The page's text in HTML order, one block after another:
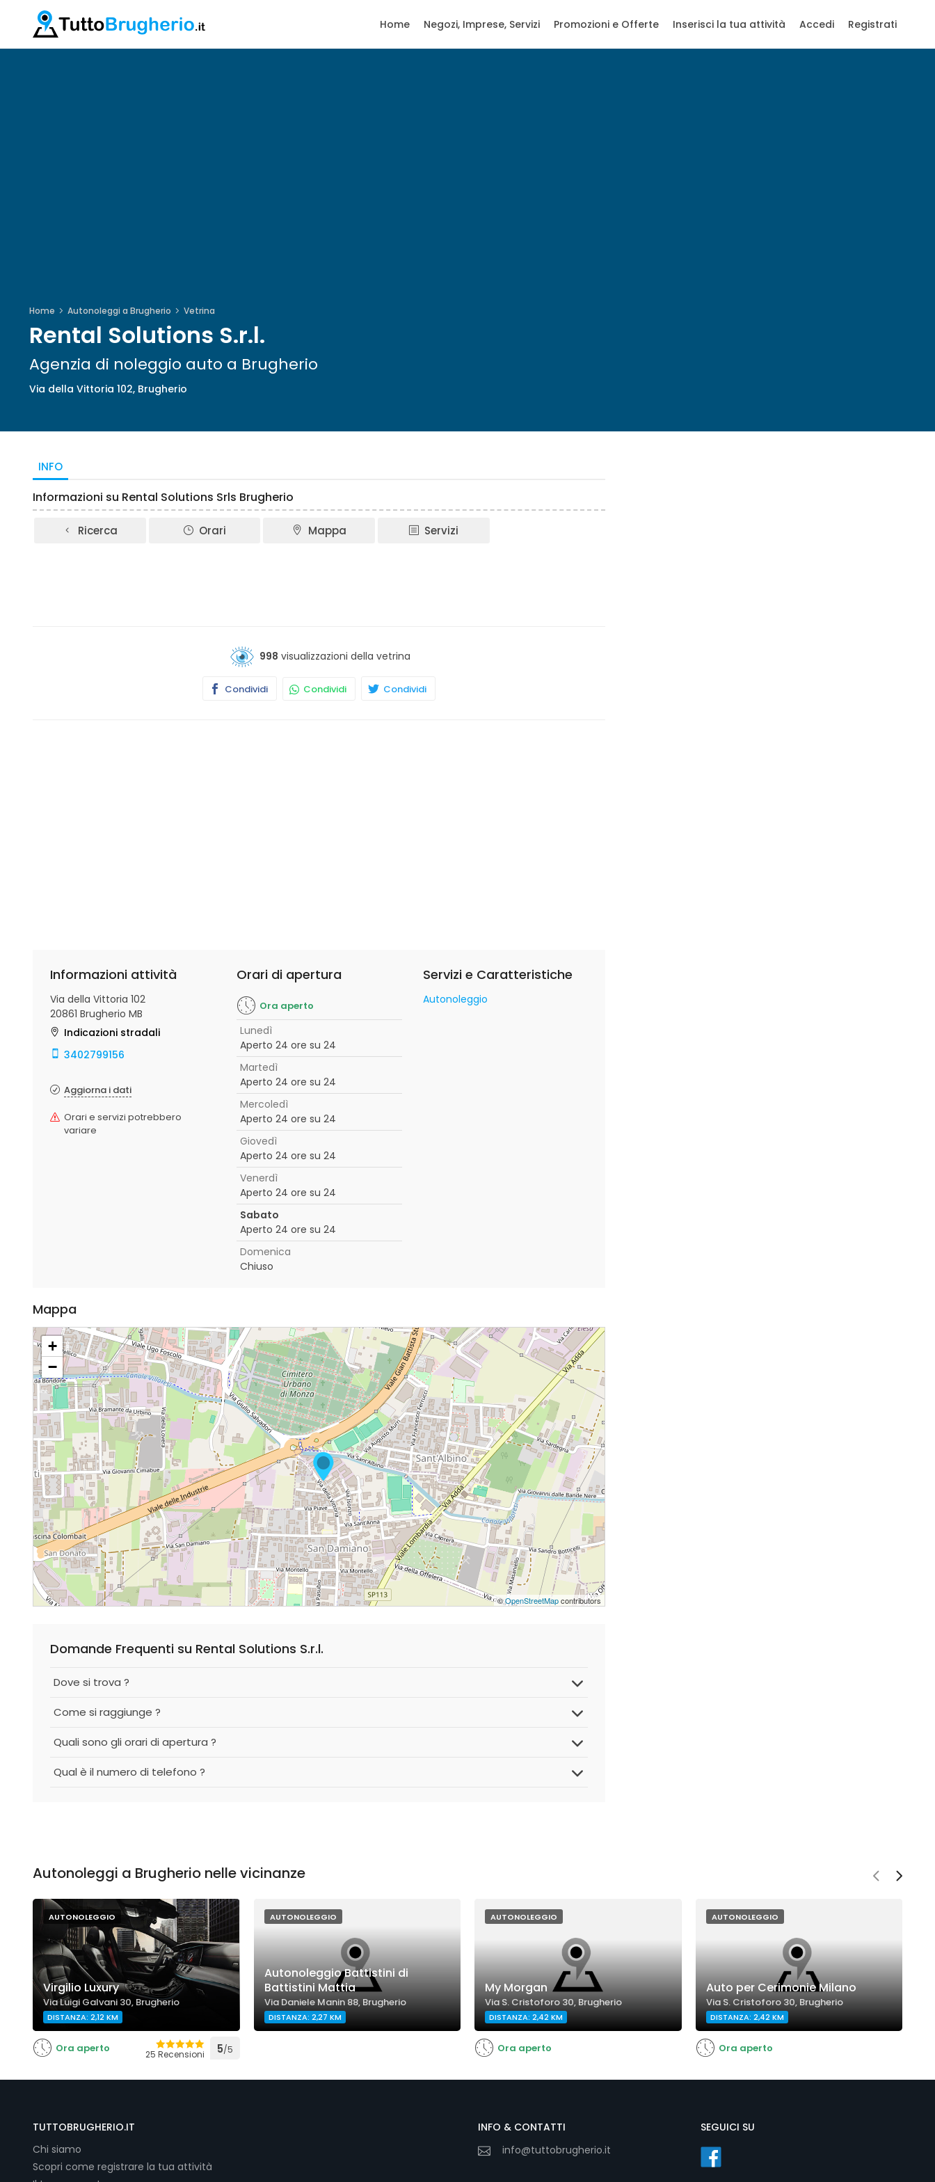
Home Negozi, Imprese, Servizi Promozioni e Offerte Inserisci la tua attività Accedi Registrati
Home Autonoleggi a Brugherio Vetrina
Rental Solutions S.r.l.
Agenzia di noleggio auto a Brugherio
Via della Vittoria 102, Brugherio
INFO
Informazioni su Rental Solutions Srls Brugherio
Ricerca Orari Mappa Servizi
998 visualizzazioni della vetrina
Condividi Condividi Condividi
Informazioni attività
Via della Vittoria 102
20861 Brugherio MB
Indicazioni stradali
3402799156
Aggiorna i dati
Orari e servizi potrebbero
variare
Orari di apertura
Ora aperto
Lunedì
Aperto 24 ore su 24
Martedì
Aperto 24 ore su 24
Mercoledì
Aperto 24 ore su 24
Giovedì
Aperto 24 ore su 24
Venerdì
Aperto 24 ore su 24
Sabato
Aperto 24 ore su 24
Domenica
Chiuso
Servizi e Caratteristiche
Autonoleggio
Mappa
+
−
©OpenStreetMapcontributors
Domande Frequenti su Rental Solutions S.r.l.
Dove si trova ?
Come si raggiunge ?
Quali sono gli orari di apertura ?
Qual è il numero di telefono ?
Autonoleggi a Brugherio nelle vicinanze
AUTONOLEGGIO
Virgilio Luxury
Via Luigi Galvani 30, Brugherio
DISTANZA: 2,12 KM
Ora aperto 25 Recensioni 5/5
AUTONOLEGGIO
Autonoleggio Battistini di
Battistini Mattia
Via Daniele Manin 88, Brugherio
DISTANZA: 2,27 KM
AUTONOLEGGIO
My Morgan
Via S. Cristoforo 30, Brugherio
DISTANZA: 2,42 KM
Ora aperto
AUTONOLEGGIO
Auto per Cerimonie Milano
Via S. Cristoforo 30, Brugherio
DISTANZA: 2,42 KM
Ora aperto
TUTTOBRUGHERIO.IT
Chi siamo
Scopri come registrare la tua attività
INFO & CONTATTI
info@tuttobrugherio.it
SEGUICI SU